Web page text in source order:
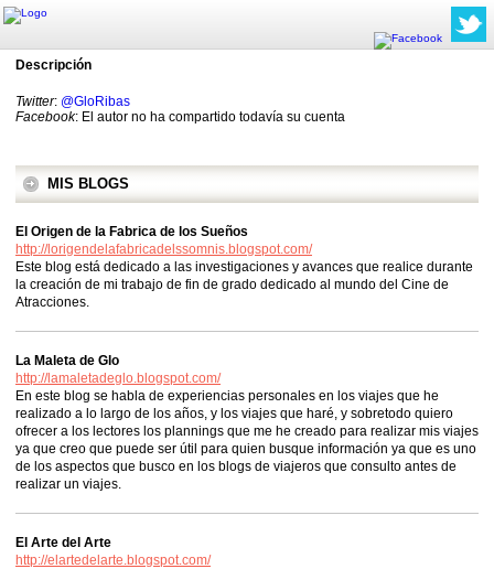
Descripción
Twitter: @GloRibas
Facebook: El autor no ha compartido todavía su cuenta
MIS BLOGS
El Origen de la Fabrica de los Sueños
http://lorigendelafabricadelssomnis.blogspot.com/
Este blog está dedicado a las investigaciones y avances que realice durante
la creación de mi trabajo de fin de grado dedicado al mundo del Cine de
Atracciones.
La Maleta de Glo
http://lamaletadeglo.blogspot.com/
En este blog se habla de experiencias personales en los viajes que he
realizado a lo largo de los años, y los viajes que haré, y sobretodo quiero
ofrecer a los lectores los plannings que me he creado para realizar mis viajes
ya que creo que puede ser útil para quien busque información ya que es uno
de los aspectos que busco en los blogs de viajeros que consulto antes de
realizar un viajes.
El Arte del Arte
http://elartedelarte.blogspot.com/